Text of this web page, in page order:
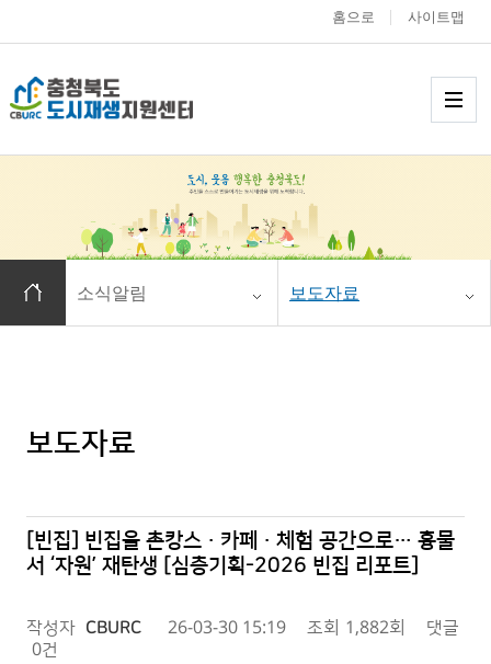
충청북도 도시재
홈으로 사이트맵
홈으로 이동
소식알림 보도자료
보도자료
[빈집] 빈집을 촌캉스·카페·체험 공간으로… 흉물
서 ‘자원’ 재탄생 [심층기획-2026 빈집 리포트]
작성자 CBURC 26-03-30 15:19 조회 1,882회
댓글
0건